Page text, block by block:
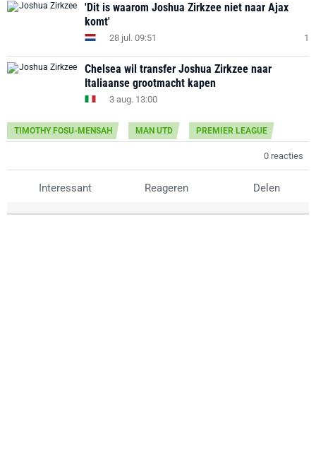
'Dit is waarom Joshua Zirkzee niet naar Ajax
komt'
28 jul. 09:51 1
Chelsea wil transfer Joshua Zirkzee naar
Italiaanse grootmacht kapen
3 aug. 13:00
TIMOTHY FOSU-MENSAH MAN UTD PREMIER LEAGUE
0 reacties
Interessant Reageren Delen